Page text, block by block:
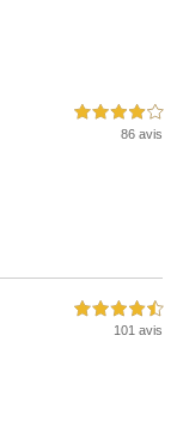
4,0 étoiles sur 5
86 avis
4,5 étoiles sur 5
101 avis